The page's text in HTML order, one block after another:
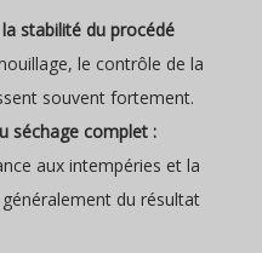
stabilité du procédé
le contrôle de la
souvent fortement.
séchage complet :
aux intempéries et la
du résultat